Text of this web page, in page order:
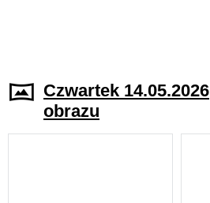
Czwartek 14.05.2026
obrazu